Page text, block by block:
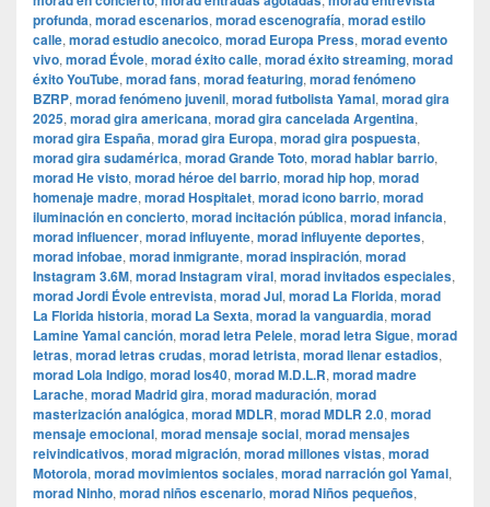
profunda, morad escenarios, morad escenografía, morad estilo
calle, morad estudio anecoico, morad Europa Press, morad evento
vivo, morad Évole, morad éxito calle, morad éxito streaming, morad
éxito YouTube, morad fans, morad featuring, morad fenómeno
BZRP, morad fenómeno juvenil, morad futbolista Yamal, morad gira
2025, morad gira americana, morad gira cancelada Argentina,
morad gira España, morad gira Europa, morad gira pospuesta,
morad gira sudamérica, morad Grande Toto, morad hablar barrio,
morad He visto, morad héroe del barrio, morad hip hop, morad
homenaje madre, morad Hospitalet, morad icono barrio, morad
iluminación en concierto, morad incitación pública, morad infancia,
morad influencer, morad influyente, morad influyente deportes,
morad infobae, morad inmigrante, morad inspiración, morad
Instagram 3.6M, morad Instagram viral, morad invitados especiales,
morad Jordi Évole entrevista, morad Jul, morad La Florida, morad
La Florida historia, morad La Sexta, morad la vanguardia, morad
Lamine Yamal canción, morad letra Pelele, morad letra Sigue, morad
letras, morad letras crudas, morad letrista, morad llenar estadios,
morad Lola Indigo, morad los40, morad M.D.L.R, morad madre
Larache, morad Madrid gira, morad maduración, morad
masterización analógica, morad MDLR, morad MDLR 2.0, morad
mensaje emocional, morad mensaje social, morad mensajes
reivindicativos, morad migración, morad millones vistas, morad
Motorola, morad movimientos sociales, morad narración gol Yamal,
morad Ninho, morad niños escenario, morad Niños pequeños,